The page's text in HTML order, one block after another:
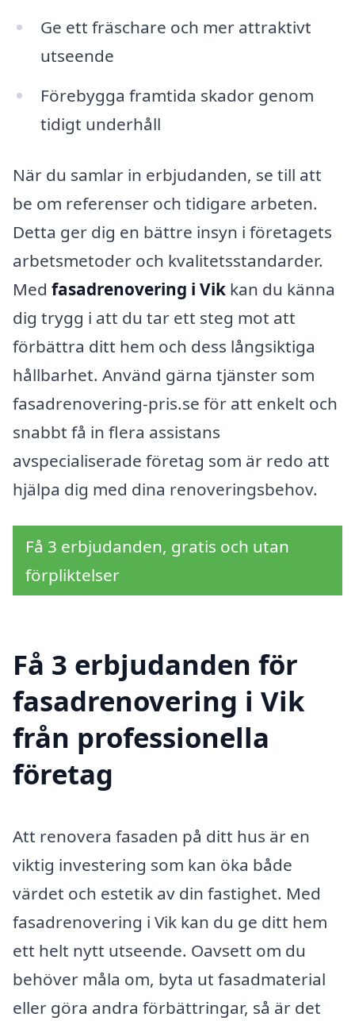
Ge ett fräschare och mer attraktivt
utseende
Förebygga framtida skador genom
tidigt underhåll
När du samlar in erbjudanden, se till att
be om referenser och tidigare arbeten.
Detta ger dig en bättre insyn i företagets
arbetsmetoder och kvalitetsstandarder.
Med fasadrenovering i Vik kan du känna
dig trygg i att du tar ett steg mot att
förbättra ditt hem och dess långsiktiga
hållbarhet. Använd gärna tjänster som
fasadrenovering-pris.se för att enkelt och
snabbt få in flera assistans
avspecialiserade företag som är redo att
hjälpa dig med dina renoveringsbehov.
Få 3 erbjudanden, gratis och utan
förpliktelser
Få 3 erbjudanden för
fasadrenovering i Vik
från professionella
företag
Att renovera fasaden på ditt hus är en
viktig investering som kan öka både
värdet och estetik av din fastighet. Med
fasadrenovering i Vik kan du ge ditt hem
ett helt nytt utseende. Oavsett om du
behöver måla om, byta ut fasadmaterial
eller göra andra förbättringar, så är det